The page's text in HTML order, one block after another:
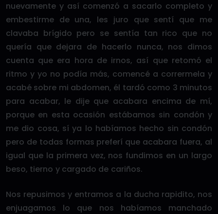
nuevamente y así comenzó a sacarlo completo y
embestirme de una, les juro que sentí que me
clavaba brígido pero se sentía tan rico que no
quería que dejara de hacerlo nunca, nos dimos
cuenta que era hora de irnos, así que retomó el
ritmo y yo no podía más, comencé a corrermela y
acabé sobre mi abdomen, él tardó como 3 minutos
para acabar, le dije que acabara encima de mí,
porque en esta ocasión estábamos sin condón y
me dio cosa, sí ya lo habíamos hecho sin condón
pero de todas formas preferí que acabara fuera, al
igual que la primera vez, nos fundimos en un largo
beso, tierno y cargado de cariños.
Nos repusimos y entramos a la ducha rapidito, nos
enjuagamos lo que nos habíamos manchado